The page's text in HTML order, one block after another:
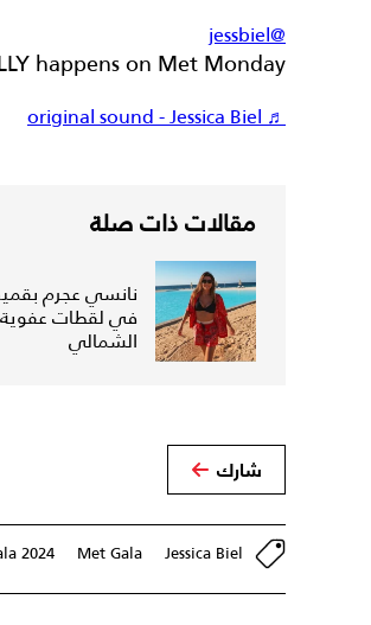
@jessbiel
happens on Met Monday 👀
♬ original sound - Jessica Biel
مقالات ذات صلة
نانسي عجرم
في لقطات
الشمالي
شارك
Jessica Biel
Met Gala
2024